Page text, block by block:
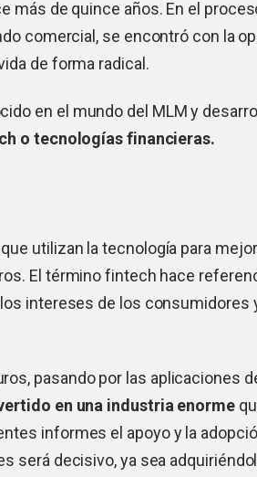
más de quince años. En el
comercial, se encontró con la
de forma radical.
en el mundo del MLM y
o tecnologías financieras.
utilizan la tecnología para
El término fintech hace
intereses de los consumidores
pasando por las aplicaciones
en una industria enorme
informes el apoyo y la
será decisivo, ya sea